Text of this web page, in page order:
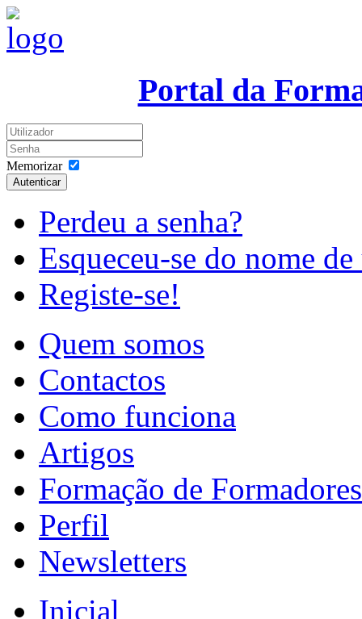
Portal da
Memorizar
Autenticar
Perdeu a senha?
Esqueceu-se do nome
Registe-se!
Quem somos
Contactos
Como funciona
Artigos
Formação de Formadores
Perfil
Newsletters
Inicial